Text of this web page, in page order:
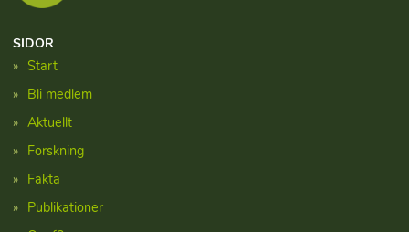
SIDOR
Start
Bli medlem
Aktuellt
Forskning
Fakta
Publikationer